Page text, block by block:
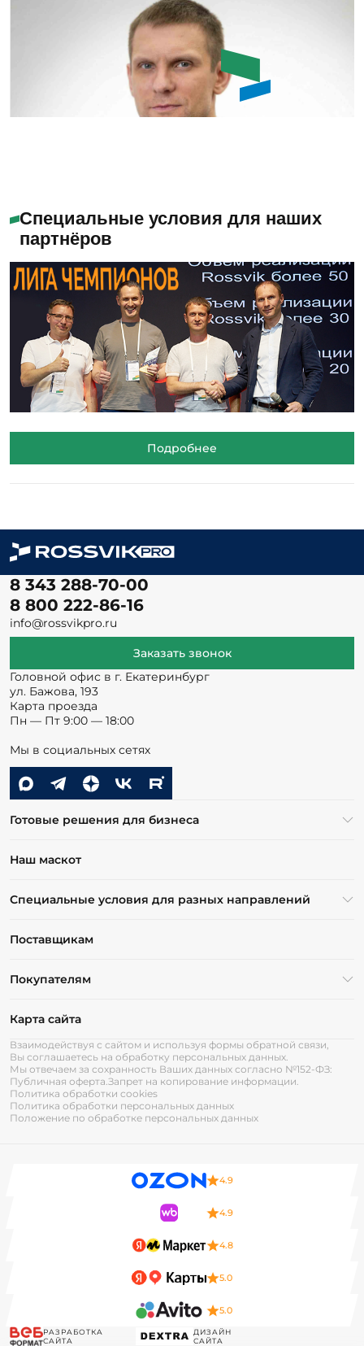
Помогу с выбором
Специальные условия для наших
партнёров
Подробнее
8 343 288-70-00
8 800 222-86-16
info@rossvikpro.ru
Заказать звонок
Головной офис в г. Екатеринбург
ул. Бажова, 193
Карта проезда
Пн — Пт 9:00 — 18:00
Мы в социальных сетях
Готовые решения для бизнеса
Наш маскот
Специальные условия для разных направлений
Поставщикам
Покупателям
Карта сайта
Взаимодействуя с сайтом и используя формы обратной связи,
Вы соглашаетесь на обработку персональных данных.
Мы отвечаем за сохранность Ваших данных согласно №152-ФЗ:
Публичная оферта.Запрет на копирование информации.
Политика обработки cookies
Политика обработки персональных данных
Положение по обработке персональных данных
4.9
4.9
4.8
5.0
5.0
РАЗРАБОТКА
САЙТА
ДИЗАЙН
САЙТА